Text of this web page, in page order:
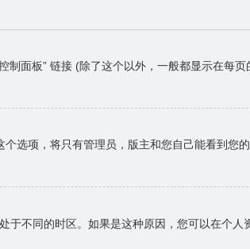
面板” 链接 (除了这个以外，一般都显示在每
个选项，将只有管理员，版主和您自己能看到您
不同的时区。如果是这种原因，您可以在个